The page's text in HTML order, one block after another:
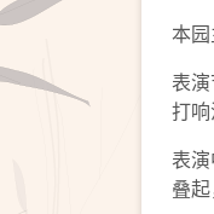
本
表
打
表
叠